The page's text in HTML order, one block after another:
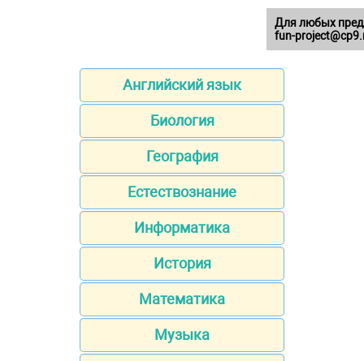
Английский язык
Биология
География
Естествознание
Информатика
История
Математика
Музыка
Для любых
fun-